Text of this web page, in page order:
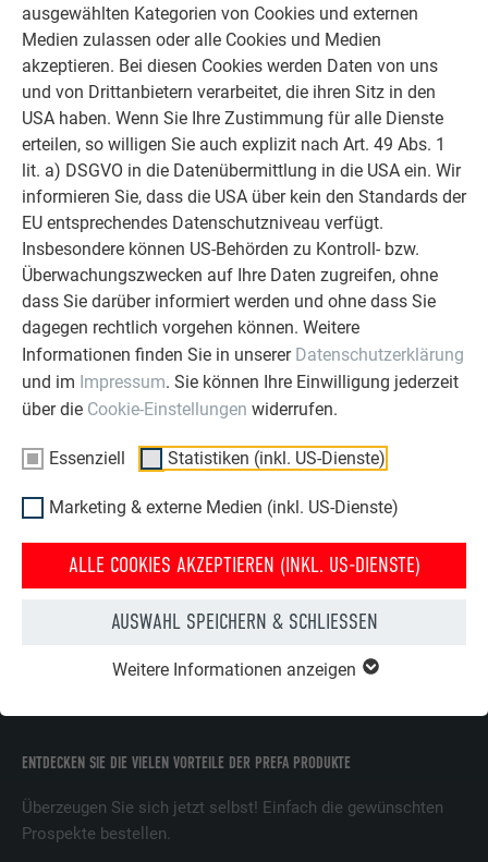
ausgewählten Kategorien von Cookies und externen
Medien zulassen oder alle Cookies und Medien
akzeptieren. Bei diesen Cookies werden Daten von uns
und von Drittanbietern verarbeitet, die ihren Sitz in den
USA haben. Wenn Sie Ihre Zustimmung für alle Dienste
erteilen, so willigen Sie auch explizit nach Art. 49 Abs. 1
lit. a) DSGVO in die Datenübermittlung in die USA ein. Wir
informieren Sie, dass die USA über kein den Standards der
EU entsprechendes Datenschutzniveau verfügt.
Insbesondere können US-Behörden zu Kontroll- bzw.
Überwachungszwecken auf Ihre Daten zugreifen, ohne
dass Sie darüber informiert werden und ohne dass Sie
dagegen rechtlich vorgehen können. Weitere
Informationen finden Sie in unserer Datenschutzerklärung
und im Impressum. Sie können Ihre Einwilligung jederzeit
über die Cookie-Einstellungen widerrufen.
Essenziell Statistiken (inkl. US-Dienste)
Marketing & externe Medien (inkl. US-Dienste)
ALLE COOKIES AKZEPTIEREN (INKL. US-DIENSTE)
AUSWAHL SPEICHERN & SCHLIESSEN
Weitere Informationen anzeigen
PREVARIO PREFALZ
PREVARIO Sunny Spezial
ZURÜCK WEITER
ENTDECKEN SIE DIE VIELEN VORTEILE DER PREFA PRODUKTE
Überzeugen Sie sich jetzt selbst! Einfach die gewünschten
Prospekte bestellen.
ÜBER PREFA
Über uns
Karriere
Partner
WIR HELFEN IHNEN
Fragen & Antworten
Angebot anfordern
Erfahrungen
Beschwerden &